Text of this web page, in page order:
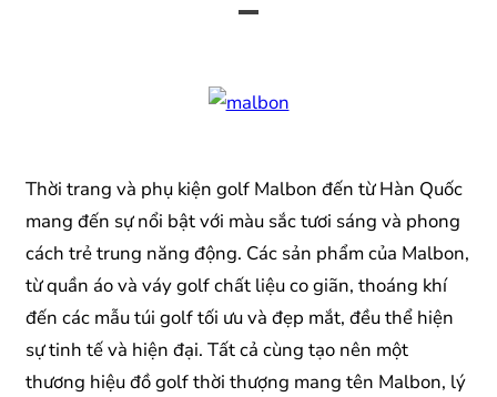
Thời trang và phụ kiện golf Malbon đến từ Hàn Quốc
mang đến sự nổi bật với màu sắc tươi sáng và phong
cách trẻ trung năng động. Các sản phẩm của Malbon,
từ quần áo và váy golf chất liệu co giãn, thoáng khí
đến các mẫu túi golf tối ưu và đẹp mắt, đều thể hiện
sự tinh tế và hiện đại. Tất cả cùng tạo nên một
thương hiệu đồ golf thời thượng mang tên Malbon, lý